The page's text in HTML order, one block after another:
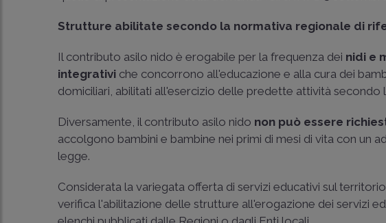
Strutture abilitate secondo la normativa regionale di
Il contributo asilo nido è erogabile per la frequenza dei nidi e
integrativi che concorrono all'educazione e alla cura dei
domiciliari, abilitati all'esercizio delle predette attività secondo
Diversamente, il contributo asilo nido non può essere
accolgono bambini e bambine nei primi di mesi di vita con un
legge.
Considerata la variegata offerta di servizi educativi sul
verifica l'abilitazione delle strutture all'erogazione dei servizi